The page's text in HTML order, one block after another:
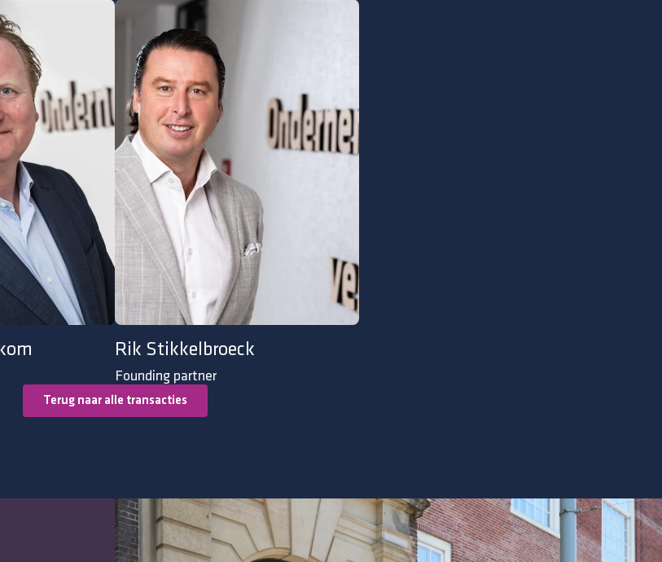
Rik Stikkelbroeck
Founding partner
Terug naar alle transacties